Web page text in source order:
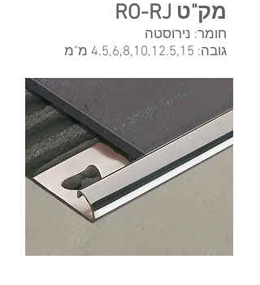
מק"ט RO-RJ
חומר: נירוסטה
גובה: 4.5,6,8,10,12.5,15 מ"מ